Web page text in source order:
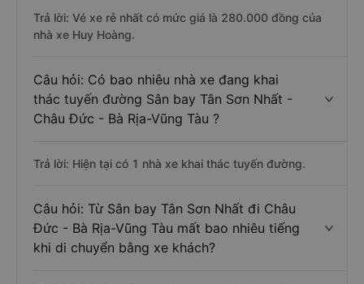
Trả lời: Vé xe rẻ nhất có mức giá là 280.000 đồng của
nhà xe Huy Hoàng.
Câu hỏi: Có bao nhiêu nhà xe đang khai
thác tuyến đường Sân bay Tân Sơn Nhất -
Châu Đức - Bà Rịa-Vũng Tàu ?
Trả lời: Hiện tại có 1 nhà xe khai thác tuyến đường.
Câu hỏi: Từ Sân bay Tân Sơn Nhất đi Châu
Đức - Bà Rịa-Vũng Tàu mất bao nhiêu tiếng
khi di chuyển bằng xe khách?